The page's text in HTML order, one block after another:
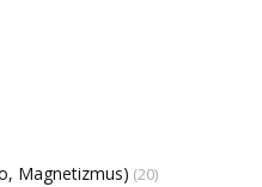
Magnetizmus) (20)